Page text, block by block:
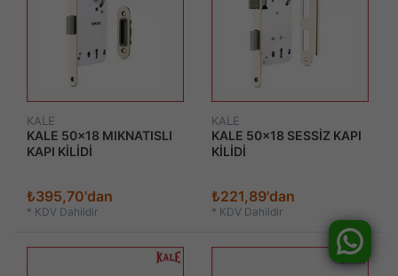
KALE
KALE 50x18 MIKNATISLI
KAPI KİLİDİ
₺395,70'dan
* KDV Dahildir
KALE
KALE 50x18 SESSİZ KAPI
KİLİDİ
₺221,89'dan
* KDV Dahildir